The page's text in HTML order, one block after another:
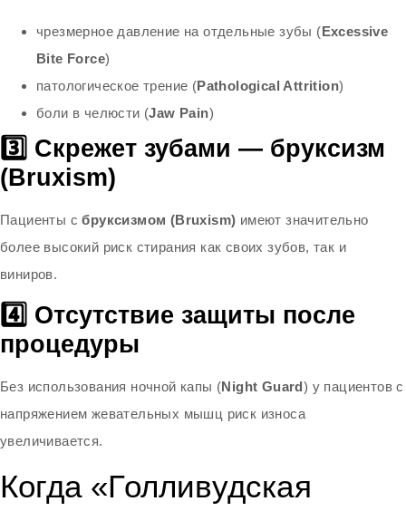
чрезмерное давление на отдельные зубы (Excessive
Bite Force)
патологическое трение (Pathological Attrition)
боли в челюсти (Jaw Pain)
3️⃣ Скрежет зубами — бруксизм
(Bruxism)
Пациенты сбруксизмом (Bruxism) имеют значительно
более высокий риск стирания как своих зубов, так и
виниров.
4️⃣ Отсутствие защиты после
процедуры
Без использования ночной капы (Night Guard) у пациентов с
напряжением жевательных мышц риск износа
увеличивается.
Когда «Голливудская